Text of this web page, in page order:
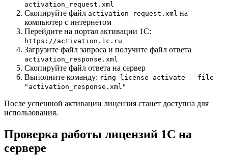
activation_request.xml
Скопируйте файл activation_request.xml на
компьютер с интернетом
Перейдите на портал активации 1С:
https://activation.1c.ru
Загрузите файл запроса и получите файл ответа
activation_response.xml
Скопируйте файл ответа на сервер
Выполните команду: ring license activate --file
"activation_response.xml"
После успешной активации лицензия станет доступна для
использования.
Проверка работы лицензий 1С на
сервере